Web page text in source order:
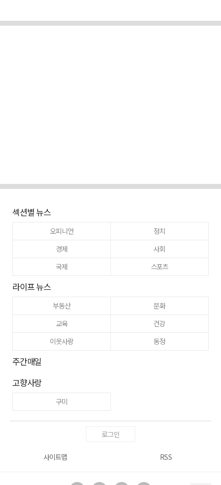
섹션별 뉴스
오피니언
정치
경제
사회
국제
스포츠
라이프 뉴스
부동산
문화
교육
건강
이웃사랑
동정
주간매일
고향사랑
구미
로그인
사이트맵 RSS